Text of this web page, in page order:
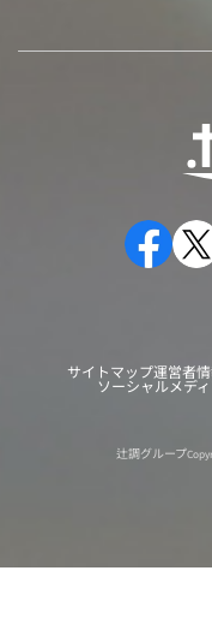
サイトマップ運営者
ソーシャルメデ
辻調グループ